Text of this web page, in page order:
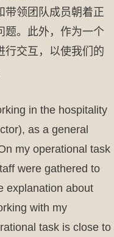
带领团队成员朝着正
题。此外，作为一个
行交互，以使我们的
in the hospitality
as a general
my operational task
were gathered to
explanation about
with my
task is close to